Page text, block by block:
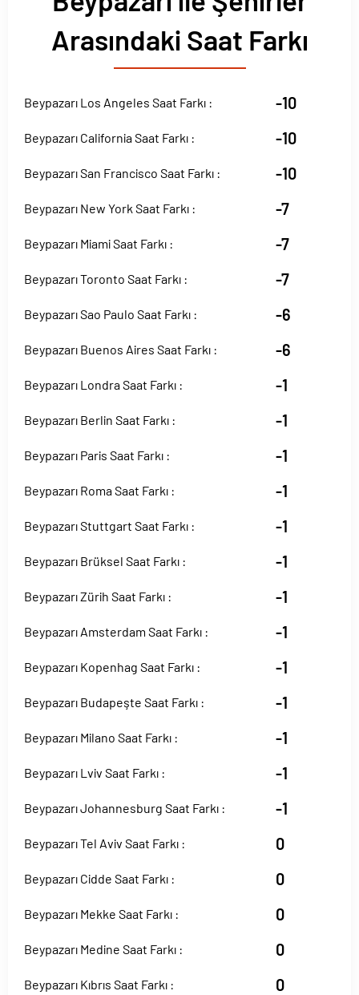
Arasındaki Saat Farkı
Beypazarı Los Angeles Saat Farkı : -10
Beypazarı California Saat Farkı : -10
Beypazarı San Francisco Saat Farkı : -10
Beypazarı New York Saat Farkı : -7
Beypazarı Miami Saat Farkı : -7
Beypazarı Toronto Saat Farkı : -7
Beypazarı Sao Paulo Saat Farkı : -6
Beypazarı Buenos Aires Saat Farkı : -6
Beypazarı Londra Saat Farkı : -1
Beypazarı Berlin Saat Farkı : -1
Beypazarı Paris Saat Farkı : -1
Beypazarı Roma Saat Farkı : -1
Beypazarı Stuttgart Saat Farkı : -1
Beypazarı Brüksel Saat Farkı : -1
Beypazarı Zürih Saat Farkı : -1
Beypazarı Amsterdam Saat Farkı : -1
Beypazarı Kopenhag Saat Farkı : -1
Beypazarı Budapeşte Saat Farkı : -1
Beypazarı Milano Saat Farkı : -1
Beypazarı Lviv Saat Farkı : -1
Beypazarı Johannesburg Saat Farkı : -1
Beypazarı Tel Aviv Saat Farkı : 0
Beypazarı Cidde Saat Farkı : 0
Beypazarı Mekke Saat Farkı : 0
Beypazarı Medine Saat Farkı : 0
Beypazarı Kıbrıs Saat Farkı : 0